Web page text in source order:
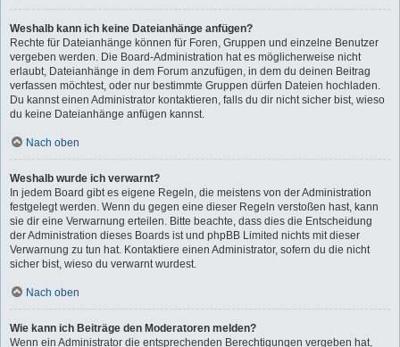
Weshalb kann ich keine Dateianhänge anfügen?
Rechte für Dateianhänge können für Foren, Gruppen und einzelne Benutzer
vergeben werden. Die Board-Administration hat es möglicherweise nicht
erlaubt, Dateianhänge in dem Forum anzufügen, in dem du deinen Beitrag
verfassen möchtest, oder nur bestimmte Gruppen dürfen Dateien hochladen.
Du kannst einen Administrator kontaktieren, falls du dir nicht sicher bist, wieso
du keine Dateianhänge anfügen kannst.
Nach oben
Weshalb wurde ich verwarnt?
In jedem Board gibt es eigene Regeln, die meistens von der Administration
festgelegt werden. Wenn du gegen eine dieser Regeln verstoßen hast, kann
sie dir eine Verwarnung erteilen. Bitte beachte, dass dies die Entscheidung
der Administration dieses Boards ist und phpBB Limited nichts mit dieser
Verwarnung zu tun hat. Kontaktiere einen Administrator, sofern du die nicht
sicher bist, wieso du verwarnt wurdest.
Nach oben
Wie kann ich Beiträge den Moderatoren melden?
Wenn ein Administrator die entsprechenden Berechtigungen vergeben hat,